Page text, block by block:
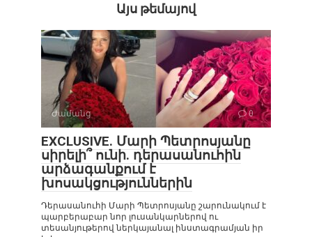
Այս թեմայով
Ժամանց 0
EXCLUSIVE. Մարի Պետրոսյանը
սիրելի՞ ունի. դերասանուհին
արձագանքում է
խոսակցություններին
Դերասանուհի Մարի Պետրոսյանը շարունակում է
պարբերաբար նոր լուսանկարներով ու
տեսանյութերով ներկայանալ ինստագրամյան իր